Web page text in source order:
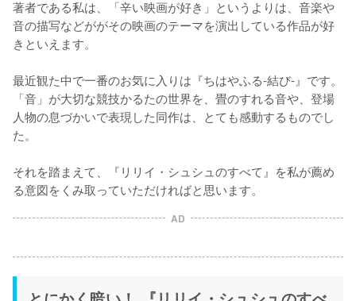
著者である私は、「辛い映画が好き」というよりは、音楽や
音の描写などががその映画のテーマを演出している作品が好
きといえます。
最近観た中で一番のお気に入りは『ちはやふる-結び-』です。
「音」が大切な競技かるたの世界を、畳のすれる音や、登場
人物の息づかいで表現した同作は、とても感動するものでし
た。
それを踏まえて、『リリイ・シュシュのすべて』を私が薦め
る意図をくみ取っていただければと思います。
AD